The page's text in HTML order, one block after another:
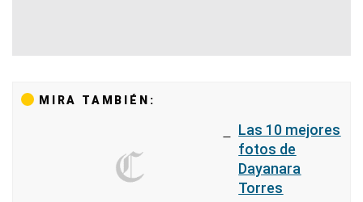
MIRA TAMBIÉN:
Las 10 mejores
fotos de
Dayanara
Torres